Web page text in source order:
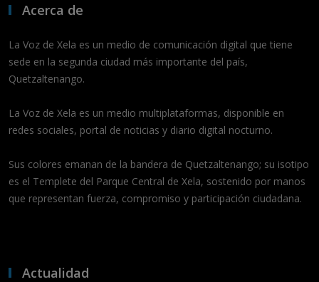
Acerca de
La Voz de Xela es un medio de comunicación digital que tiene
sede en la segunda ciudad más importante del país,
Quetzaltenango.
La Voz de Xela es un medio multiplataformas, disponible en
redes sociales, portal de noticias y diario digital nocturno.
Sus colores emanan de la bandera de Quetzaltenango; su isotipo
es el Templete del Parque Central de Xela, sostenido por manos
que representan fuerza, compromiso y participación ciudadana.
Actualidad